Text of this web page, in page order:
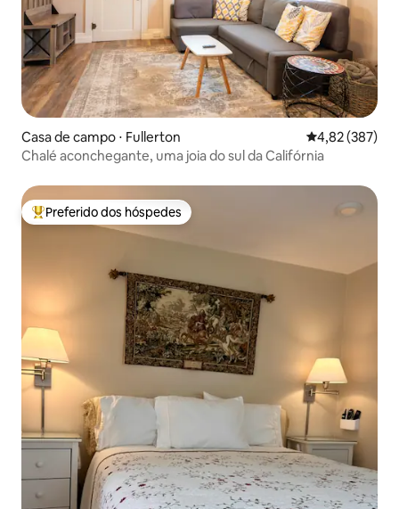
Casa de campo ⋅ Fullerton 4,82 de uma
4,82 (387)
Chalé aconchegante, uma joia do sul da Califórnia
Entre os melhores preferidos dos hóspedes
Preferido dos hóspedes